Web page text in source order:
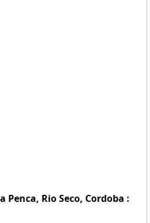
Penca, Rio Seco, Cordoba :